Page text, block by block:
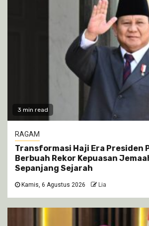
3 min read
RAGAM
Transformasi Haji Era Presiden
Berbuah Rekor Kepuasan
Sepanjang Sejarah
Kamis, 6 Agustus 2026 Lia